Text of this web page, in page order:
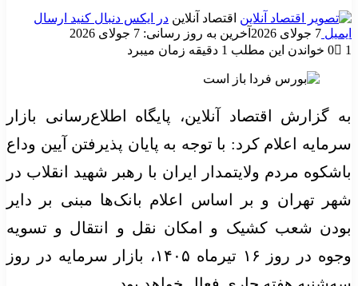
اقتصاد آنلاین در ایکس دنبال کنید ارسال
ایمیل 7 جولای 2026
آخرین به روز رسانی: 7 جولای 2026
0
1 خواندن این مطلب 1 دقیقه زمان میبرد
به گزارش اقتصاد آنلاین، پایگاه اطلاع‌رسانی بازار
سرمایه اعلام کرد: با توجه به پایان پذیرفتن آیین وداع
باشکوه مردم ولایتمدار ایران با رهبر شهید انقلاب در
شهر تهران و بر اساس اعلام بانک‌ها مبنی بر دایر
بودن شعب کشیک و امکان نقل و انتقال و تسویه
وجوه در روز ۱۶ تیرماه ۱۴۰۵، بازار سرمایه در روز